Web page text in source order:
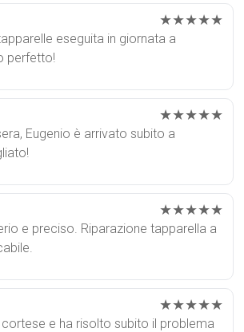
★★★★★
eseguita in giornata a
perfetto!
★★★★★
Eugenio è arrivato subito a
★★★★★
e preciso. Riparazione tapparella a
★★★★★
e ha risolto subito il problema